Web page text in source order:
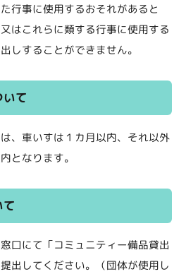
行事に使用するおそれがあると
はこれらに類する行事に使用する
しすることができません。
て
、車いすは１カ月以内、それ以外
となります。
口にて「コミュニティー備品貸出
出してください。（団体が使用し